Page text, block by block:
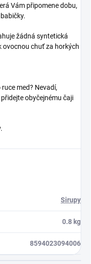
Vám připomene dobu,
žádná syntetická
ovocnou chuť za horkých
med? Nevadí,
obyčejnému čaji
Sirupy
0.8 kg
8594023094006